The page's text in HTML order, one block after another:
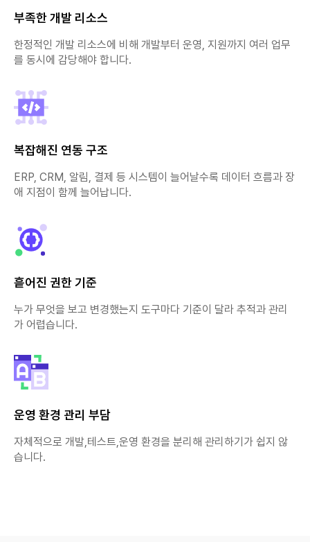
부족한 개발 리소스
한정적인 개발 리소스에 비해 개발부터 운영, 지원까지 여러 업무
를 동시에 감당해야 합니다.
복잡해진 연동 구조
ERP, CRM, 알림, 결제 등 시스템이 늘어날수록 데이터 흐름과 장
애 지점이 함께 늘어납니다.
흩어진 권한 기준
누가 무엇을 보고 변경했는지 도구마다 기준이 달라 추적과 관리
가 어렵습니다.
운영 환경 관리 부담
자체적으로 개발,테스트,운영 환경을 분리해 관리하기가 쉽지 않
습니다.